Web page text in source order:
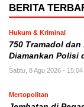
BERITA
Hukum & Kriminal
750 Tramadol dan
Diamankan Polisi
Sabtu, 8 Agu 2026 - 15:04
Mertopolitan